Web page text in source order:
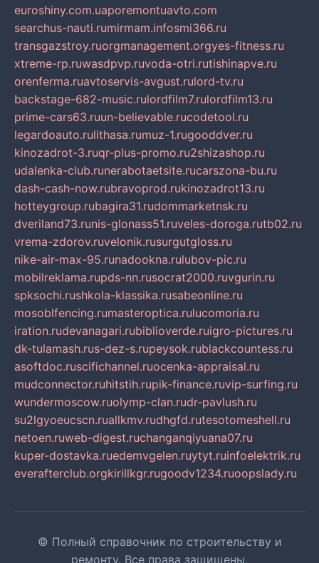
euroshiny.com.uaporemontuavto.com
searchus-nauti.rumirmam.infosmi366.ru
transgazstroy.ruorgmanagement.orgyes-fitness.ru
xtreme-rp.ruwasdpvp.ruvoda-otri.rutishinapve.ru
orenferma.ruavtoservis-avgust.rulord-tv.ru
backstage-682-music.rulordfilm7.rulordfilm13.ru
prime-cars63.ruun-believable.rucodetool.ru
legardoauto.rulithasa.rumuz-1.rugooddver.ru
kinozadrot-3.ruqr-plus-promo.ru2shizashop.ru
udalenka-club.runerabotaetsite.rucarszona-bu.ru
dash-cash-now.rubravoprod.rukinozadrot13.ru
hotteygroup.rubagira31.rudommarketnsk.ru
dveriland73.runis-glonass51.ruveles-doroga.rutb02.ru
vrema-zdorov.ruvelonik.rusurgutgloss.ru
nike-air-max-95.runadookna.rulubov-pic.ru
mobilreklama.rupds-nn.rusocrat2000.ruvgurin.ru
spksochi.rushkola-klassika.rusabeonline.ru
mosoblfencing.rumasteroptica.rulucomoria.ru
iration.rudevanagari.rubiblioverde.ruigro-pictures.ru
dk-tulamash.rus-dez-s.rupeysok.rublackcountess.ru
asoftdoc.ruscifichannel.ruocenka-appraisal.ru
mudconnector.ruhitstih.rupik-finance.ruvip-surfing.ru
wundermoscow.ruolymp-clan.rudr-pavlush.ru
su2lgyoeucscn.ruallkmv.rudhgfd.rutesotomeshell.ru
netoen.ruweb-digest.ruchanganqiyuana07.ru
kuper-dostavka.ruedemvgelen.ruytyt.ruinfoelektrik.ru
everafterclub.orgkirillkgr.rugoodv1234.ruoopslady.ru
© Полный справочник по строительству и
ремонту. Все права защищены.